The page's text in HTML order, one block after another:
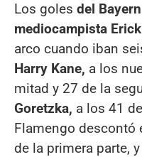
Los goles del
mediocampista
arco cuando iban
Harry Kane, a los
mitad y 27 de la
Goretzka, a los 41
Flamengo descontó
de la primera parte,